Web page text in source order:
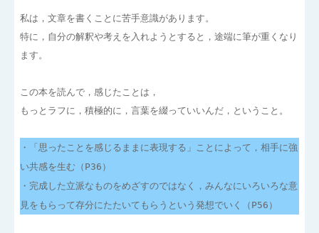
私は，文章を書くことに苦手意識があります。
特に，自分の解釈や考えを入れようとすると，途端に筆が重くなり
ます。
この本を読んで，感じたことは，
もっとラフに，積極的に，言葉を綴っていいんだ，ということ。
・「思ったことを感じるままに表現する」ことによって，相手に強
い共感を生む（P36）
・完成した立派なものをめざすのではなく，みんなにいろいろな意
見をもらって存分にたたいてもらうという発想でいく（P56）